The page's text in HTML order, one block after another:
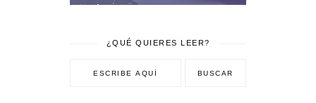
¿QUÉ QUIERES LEER?